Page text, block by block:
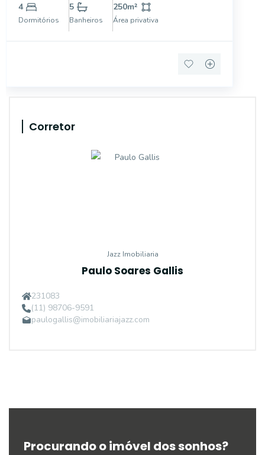
chance! Apresentamos esta excelente casa à venda
na Prainha, uma das regiões mais desejadas de
4
Dormitórios
5
Banheiros
250m²
Área privativa
Corretor
Jazz Imobiliaria
Paulo Soares Gallis
231083
(11) 98706-9591
paulogallis@imobiliariajazz.com
Procurando o imóvel dos sonhos?